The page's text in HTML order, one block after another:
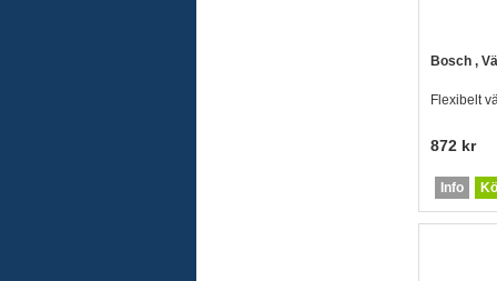
Bosch ,
Flexibelt
872 kr
Info